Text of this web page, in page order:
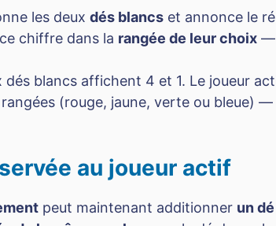
les deux dés blancs et annonce le
chiffre dans la rangée de leur choix —
dés blancs affichent 4 et 1. Le joueur
(rouge, jaune, verte ou bleue)
au joueur actif
peut maintenant additionner un